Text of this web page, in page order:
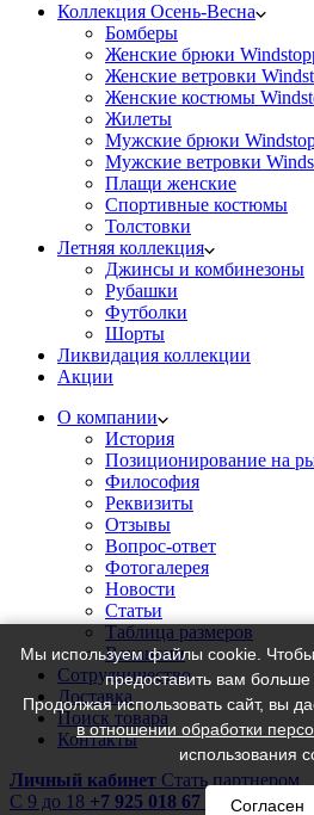
Коллекция Осень-Весна
Бомберы
Женские брюки
Женские ветровки
Женские костюмы
Жилеты
Мужские брюки
Мужские ветровки
Плащи женские
Спортивные костюмы
Толстовки
Летняя коллекция
Джинсы и комбинезоны
Рубашки
Футболки
Шорты
Ликвидация коллекции
Акции
О компании
История
Позиционирование на
Философия
Реквизиты
Отзывы
Вопрос-ответ
Фотогалерея
Новости
Статьи
Таблица размеров
Вакансии
Сотрудничество
Доставка
Поиск товара
Контакты
Личный кабинет Стать партнером
C 9 до 18 +7 925 018 67 18
Мы используем файлы cookie. Чтобы
предоставить вам больше
Продолжая использовать сайт, вы
в отношении обработки
использования
Согласен